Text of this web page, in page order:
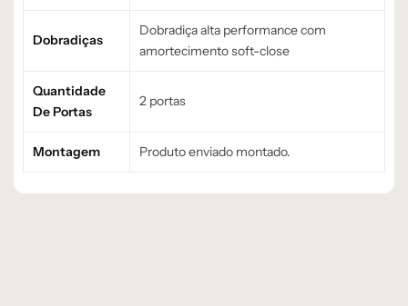
Dobradiças
Dobradiça alta performance com
amortecimento soft-close
Quantidade
De Portas
2 portas
Montagem Produto enviado montado.